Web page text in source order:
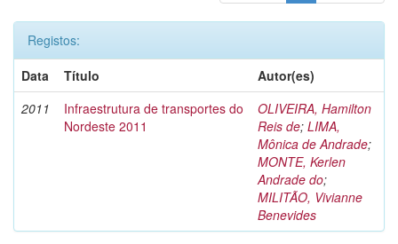
Registos:
Data
Título
Autor(es)
2011
Infraestrutura de transportes do
Nordeste 2011
OLIVEIRA, Hamilton
Reis de; LIMA,
Mônica de Andrade;
MONTE, Kerlen
Andrade do;
MILITÃO, Vivianne
Benevides